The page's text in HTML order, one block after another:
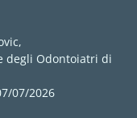
degli Odontoiatri di
07/2026